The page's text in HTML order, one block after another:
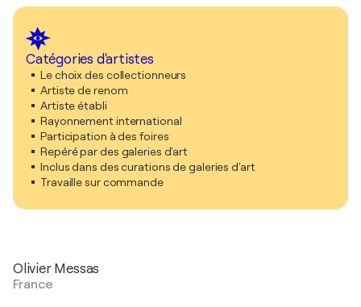
Catégories d'artistes
Le choix des collectionneurs
Artiste de renom
Artiste établi
Rayonnement international
Participation à des foires
Repéré par des galeries d'art
Inclus dans des curations de galeries d'art
Travaille sur commande
Olivier Messas
France